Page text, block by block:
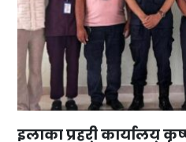
इलाका प्रहरी कार्यालय